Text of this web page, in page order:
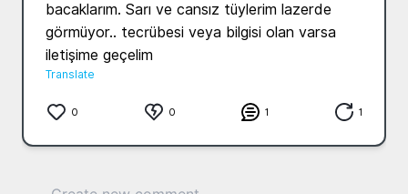
bacaklarım. Sarı ve cansız tüylerim lazerde
görmüyor.. tecrübesi veya bilgisi olan varsa
iletişime geçelim
Translate
0 0 1 1